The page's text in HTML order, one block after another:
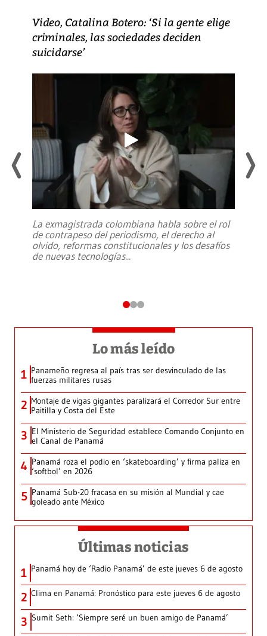
Video, Catalina Botero: ‘Si la gente elige
criminales, las sociedades deciden
suicidarse’
La exmagistrada colombiana habla sobre el rol
de contrapeso del periodismo, el derecho al
olvido, reformas constitucionales y los desafíos
de nuevas tecnologías...
Lo más leído
1 Panameño regresa al país tras ser desvinculado de las
fuerzas militares rusas
2 Montaje de vigas gigantes paralizará el Corredor Sur entre
Paitilla y Costa del Este
3 El Ministerio de Seguridad establece Comando Conjunto en
el Canal de Panamá
4 Panamá roza el podio en ‘skateboarding’ y firma paliza en
‘softbol’ en 2026
5 Panamá Sub-20 fracasa en su misión al Mundial y cae
goleado ante México
Últimas noticias
1 Panamá hoy de ‘Radio Panamá’ de este jueves 6 de agosto
2 Clima en Panamá: Pronóstico para este jueves 6 de agosto
3 Sumit Seth: ‘Siempre seré un buen amigo de Panamá’